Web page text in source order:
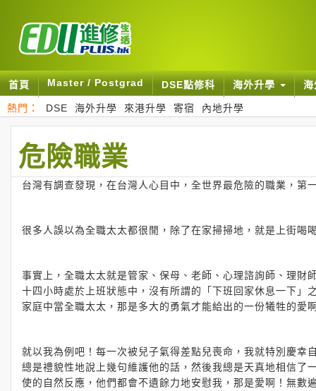
首頁 Master / Postgrad DSE點修科 海外升學
熱門： DSE 海外升學 來港升學 寄宿 內地升學
危險職業
台灣有調查發現，在台灣人心目中，全世界最危險的職業，
很多人誤以為全職太太都很閒，除了在家掃掃地，就是上街
事實上，全職太太就是管家、保母、老師、心理諮詢師、理
十四小時處於上班狀態中，沒有所謂的「下班回家休息一下
家庭中當全職太太，那是多大的勇氣才能給出的一份犧牲的愛
就以我為例吧！每一次被兒子氣得差點兒喪命，我就特別慶
總是禮貌性地說上幾句維護他的話，然後我總是天真地相信
使的自然反應，他們都會不遺餘力地安慰我，那是愛啊！無